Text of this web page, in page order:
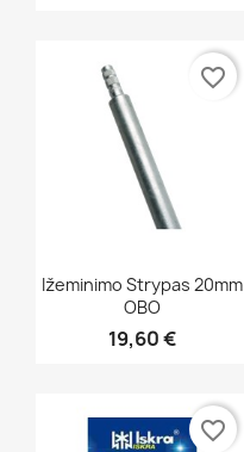
Greita peržiūra
Ižeminimo Strypas 20mm
OBO
19,60 €
favorite_border
favorite_border